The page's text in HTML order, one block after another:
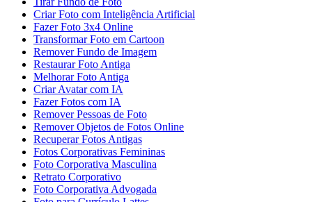
Criar Foto com Inteligência Artificial
Fazer Foto 3x4 Online
Transformar Foto em Cartoon
Remover Fundo de Imagem
Restaurar Foto Antiga
Melhorar Foto Antiga
Criar Avatar com IA
Fazer Fotos com IA
Remover Pessoas de Foto
Remover Objetos de Fotos Online
Recuperar Fotos Antigas
Fotos Corporativas Femininas
Foto Corporativa Masculina
Retrato Corporativo
Foto Corporativa Advogada